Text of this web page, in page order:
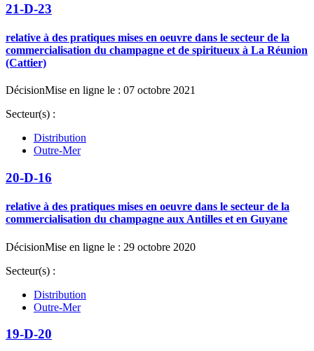
21-D-23
relative à des pratiques mises en oeuvre dans le secteur de la
commercialisation du champagne et de spiritueux à La Réunion
(Cattier)
DécisionMise en ligne le : 07 octobre 2021
Secteur(s) :
Distribution
Outre-Mer
20-D-16
relative à des pratiques mises en oeuvre dans le secteur de la
commercialisation du champagne aux Antilles et en Guyane
DécisionMise en ligne le : 29 octobre 2020
Secteur(s) :
Distribution
Outre-Mer
19-D-20